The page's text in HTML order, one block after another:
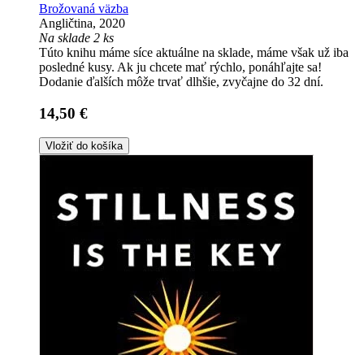
Brožovaná väzba
Angličtina, 2020
Na sklade 2 ks
Túto knihu máme síce aktuálne na sklade, máme však už iba
posledné kusy. Ak ju chcete mať rýchlo, ponáhľajte sa!
Dodanie ďalších môže trvať dlhšie, zvyčajne do 32 dní.
14,50 €
Vložiť do košíka